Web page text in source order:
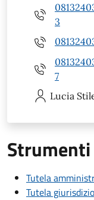
3
7
Lucia
Tutela
Tutela